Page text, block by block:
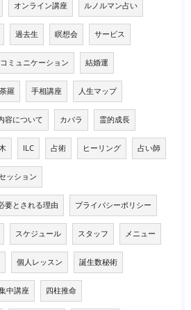
オンライン講座 ルノルマン占い
過去生 瞑想会 サービス
コミュニケーション 結婚運
羅 手相講座 人生マップ
容について カバラ 霊的成長
ILC 占術 ヒーリング 占い師
ッション
要とされる理由 プライバシーポリシー
スケジュール スタッフ メニュー
個人レッスン 誕生数秘術
中講座 四柱推命